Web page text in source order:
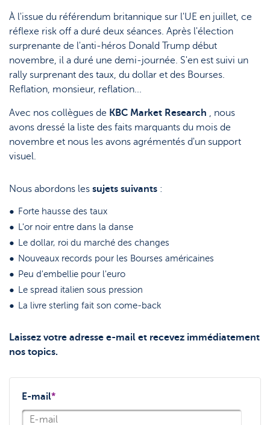
À l'issue du référendum britannique sur l'UE en juillet, ce
réflexe risk off a duré deux séances. Après l'élection
surprenante de l'anti-héros Donald Trump début
novembre, il a duré une demi-journée. S'en est suivi un
rally surprenant des taux, du dollar et des Bourses.
Reflation, monsieur, reflation...
Avec nos collègues de KBC Market Research , nous
avons dressé la liste des faits marquants du mois de
novembre et nous les avons agrémentés d'un support
visuel.
Nous abordons les sujets suivants :
Forte hausse des taux
L'or noir entre dans la danse
Le dollar, roi du marché des changes
Nouveaux records pour les Bourses américaines
Peu d'embellie pour l'euro
Le spread italien sous pression
La livre sterling fait son come-back
Laissez votre adresse e-mail et recevez immédiatement
nos topics.
E-mail*